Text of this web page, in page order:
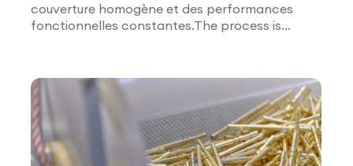
Explorer les traitements
couverture homogène et des performances
fonctionnelles constantes.The process is